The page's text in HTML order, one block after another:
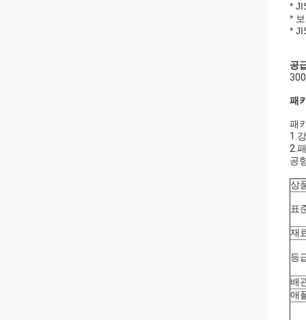
*
*
*
공
패
패
1.
2.
공
상
표
재
등
배
애